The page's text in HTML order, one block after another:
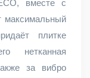
вместе с
максимальный
плитке
нетканная
за вибро